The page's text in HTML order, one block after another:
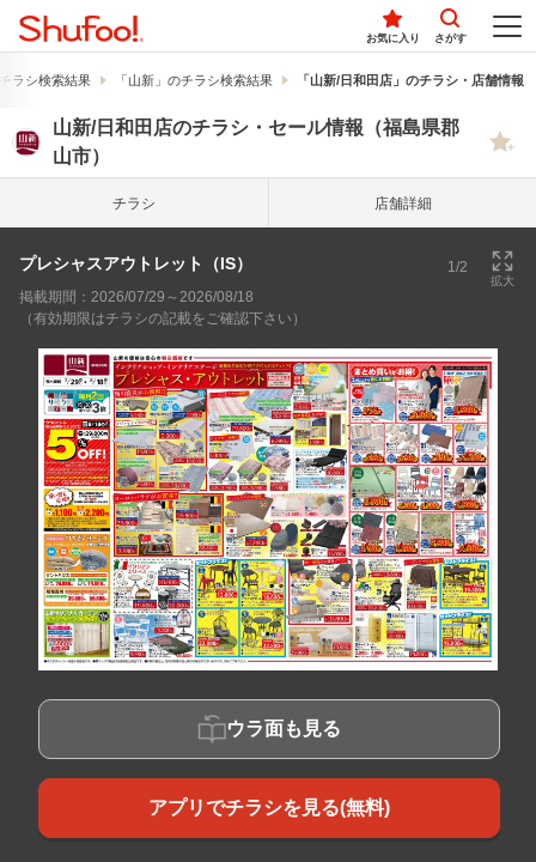
お気に入り さがす
ラシ検索結果 「山新」のチラシ検索結果 「山新/日和田店」のチラシ・店舗情報
山新/日和田店のチラシ・セール情報（福島県郡
山市）
チラシ 店舗詳細
プレシャスアウトレット（IS） 1/2
拡大
掲載期間：2026/07/29～2026/08/18
（有効期限はチラシの記載をご確認下さい）
ウラ面も見る
アプリでチラシを見る(無料)